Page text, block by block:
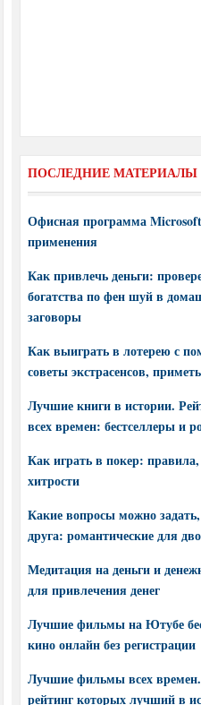
ПОСЛЕДНИЕ МАТЕРИАЛЫ
Офисная программа
применения
Как привлечь деньги:
богатства по фен шуй в
заговоры
Как выиграть в лотерею с
советы экстрасенсов,
Лучшие книги в истории.
всех времен: бестселлеры
Как играть в покер:
хитрости
Какие вопросы можно
друга: романтические для
Медитация на деньги и
для привлечения денег
Лучшие фильмы на Ютубе
кино онлайн без регистрации
Лучшие фильмы всех
рейтинг которых лучший в